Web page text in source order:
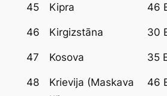
45 Kipra 46
46 Kirgizstāna 30
47 Kosova 35
48
Krievija (Maskava
46